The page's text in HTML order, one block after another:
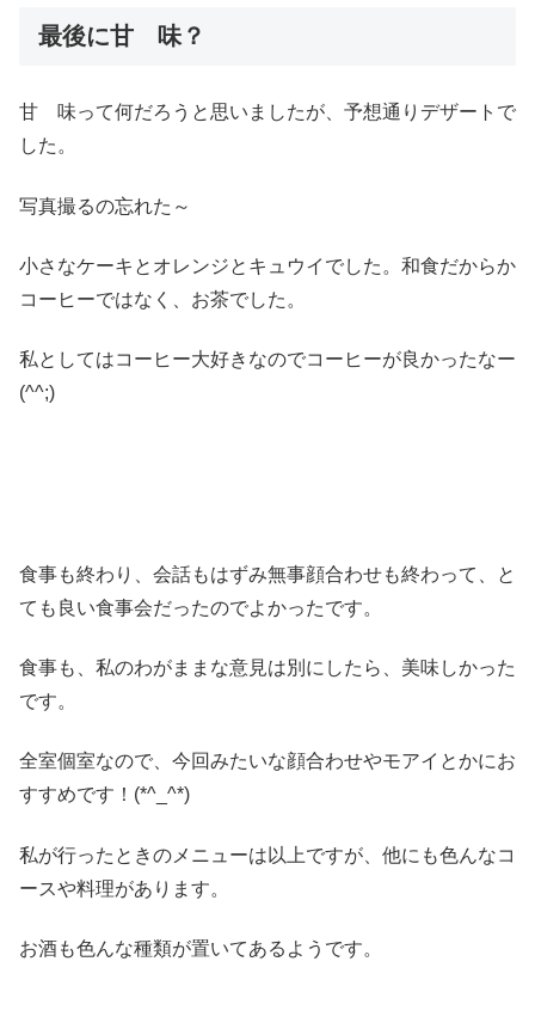
最後に甘 味？
甘 味って何だろうと思いましたが、予想通りデザートで
した。
写真撮るの忘れた～
小さなケーキとオレンジとキュウイでした。和食だからか
コーヒーではなく、お茶でした。
私としてはコーヒー大好きなのでコーヒーが良かったなー
(^^;)
食事も終わり、会話もはずみ無事顔合わせも終わって、と
ても良い食事会だったのでよかったです。
食事も、私のわがままな意見は別にしたら、美味しかった
です。
全室個室なので、今回みたいな顔合わせやモアイとかにお
すすめです！(*^_^*)
私が行ったときのメニューは以上ですが、他にも色んなコ
ースや料理があります。
お酒も色んな種類が置いてあるようです。